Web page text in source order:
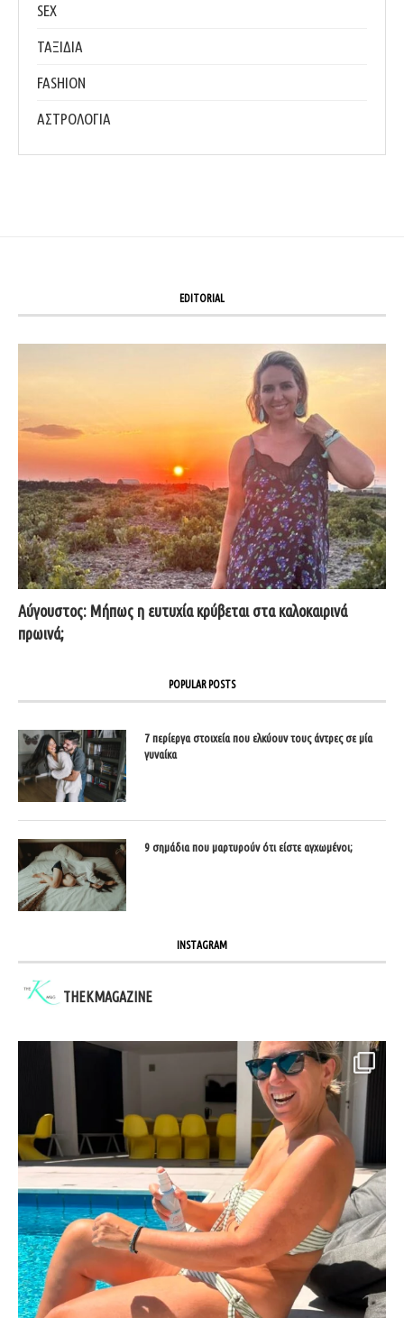
SEX
ΤΑΞΙΔΙΑ
FASHION
ΑΣΤΡΟΛΟΓΙΑ
EDITORIAL
Αύγουστος: Μήπως η ευτυχία κρύβεται στα καλοκαιρινά
πρωινά;
POPULAR POSTS
7 περίεργα στοιχεία που ελκύουν τους άντρες σε μία
γυναίκα
9 σημάδια που μαρτυρούν ότι είστε αγχωμένοι;
INSTAGRAM
THEKMAGAZINE